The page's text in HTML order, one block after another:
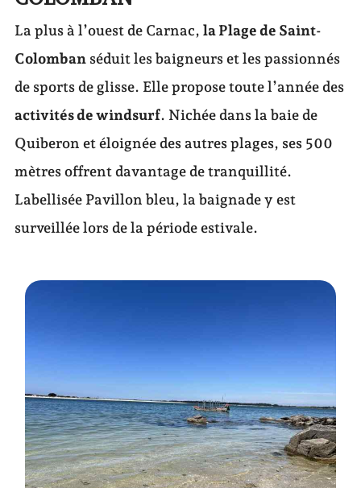
La plus à l’ouest de Carnac, la Plage de Saint-
Colombanséduit les baigneurs et les passionnés
de sports de glisse. Elle propose toute l’année des
activités de windsurf. Nichée dans la baie de
Quiberon et éloignée des autres plages, ses 500
mètres offrent davantage de tranquillité.
Labellisée Pavillon bleu, la baignade y est
surveillée lors de la période estivale.